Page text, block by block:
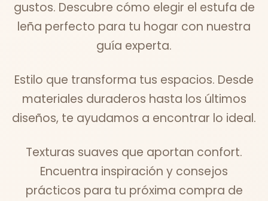
gustos. Descubre cómo elegir el estufa de
leña perfecto para tu hogar con nuestra
guía experta.
Estilo que transforma tus espacios. Desde
materiales duraderos hasta los últimos
diseños, te ayudamos a encontrar lo ideal.
Texturas suaves que aportan confort.
Encuentra inspiración y consejos
prácticos para tu próxima compra de